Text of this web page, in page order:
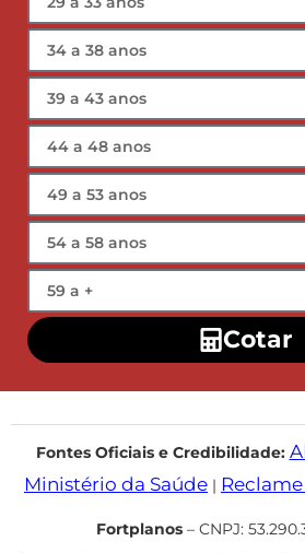
Cotar
Fontes Oficiais e Credibilidade:
Ministério da Saúde |
Fortplanos – CNPJ: